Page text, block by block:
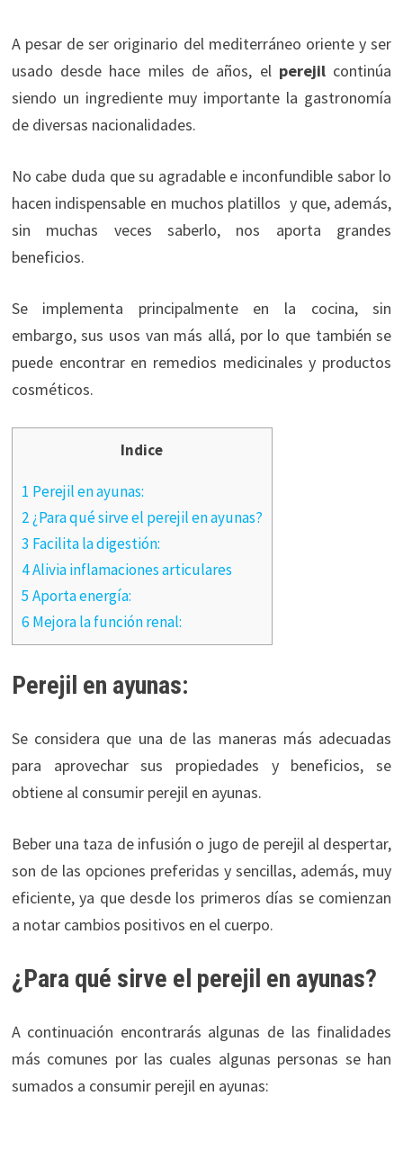
A pesar de ser originario del mediterráneo oriente y ser
usado desde hace miles de años, el perejil continúa
siendo un ingrediente muy importante la gastronomía
de diversas nacionalidades.
No cabe duda que su agradable e inconfundible sabor lo
hacen indispensable en muchos platillos y que, además,
sin muchas veces saberlo, nos aporta grandes
beneficios.
Se implementa principalmente en la cocina, sin
embargo, sus usos van más allá, por lo que también se
puede encontrar en remedios medicinales y productos
cosméticos.
Indice
1 Perejil en ayunas:
2 ¿Para qué sirve el perejil en ayunas?
3 Facilita la digestión:
4 Alivia inflamaciones articulares
5 Aporta energía:
6 Mejora la función renal:
Perejil en ayunas:
Se considera que una de las maneras más adecuadas
para aprovechar sus propiedades y beneficios, se
obtiene al consumir perejil en ayunas.
Beber una taza de infusión o jugo de perejil al despertar,
son de las opciones preferidas y sencillas, además, muy
eficiente, ya que desde los primeros días se comienzan
a notar cambios positivos en el cuerpo.
¿Para qué sirve el perejil en ayunas?
A continuación encontrarás algunas de las finalidades
más comunes por las cuales algunas personas se han
sumados a consumir perejil en ayunas: